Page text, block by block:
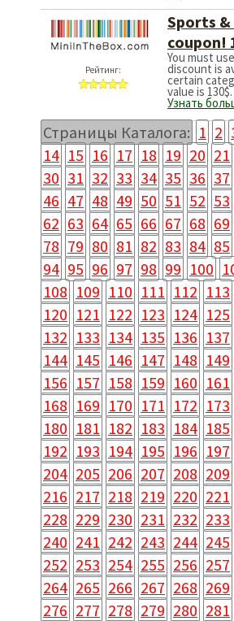
Рейтинг:
Sports
coupon!
You must
discount is
certain
value is
Узнать
Страницы Каталога: 1 2
14 15 16 17 18 19 20 21
30 31 32 33 34 35 36 37
46 47 48 49 50 51 52 53
62 63 64 65 66 67 68 69
78 79 80 81 82 83 84 85
94 95 96 97 98 99 100
108 109 110 111 112 113
120 121 122 123 124 125
132 133 134 135 136 137
144 145 146 147 148 149
156 157 158 159 160 161
168 169 170 171 172 173
180 181 182 183 184 185
192 193 194 195 196 197
204 205 206 207 208 209
216 217 218 219 220 221
228 229 230 231 232 233
240 241 242 243 244 245
252 253 254 255 256 257
264 265 266 267 268 269
276 277 278 279 280 281